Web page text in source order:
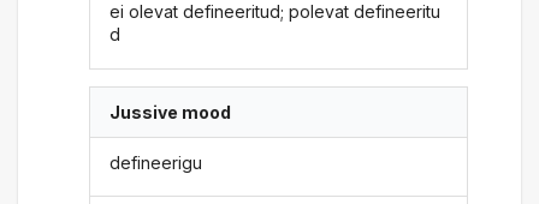
ei olevat defineeritud; polevat defineeritu
d
Jussive mood
defineerigu